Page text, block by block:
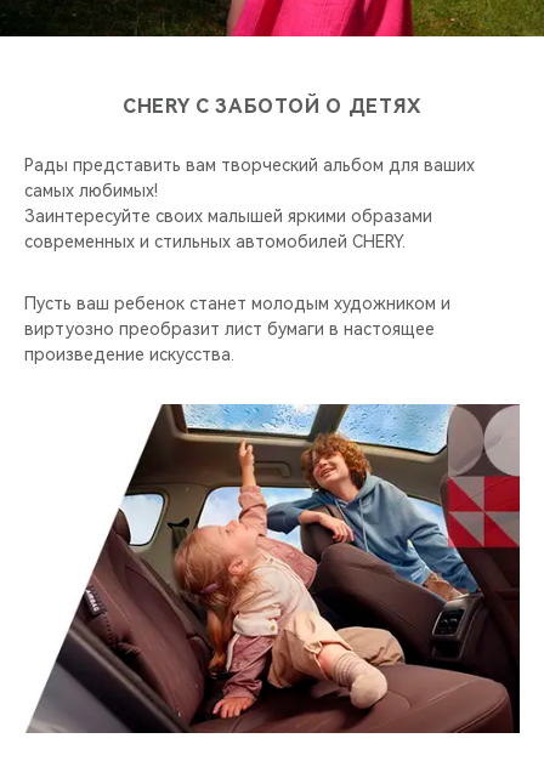
ВИДЕООБЗОРЫ
CHERY ДЛЯ ДЕТЕЙ
CHERY С ЗАБОТОЙ О ДЕТЯХ
Рады представить вам творческий альбом для ваших
самых любимых!
Заинтересуйте своих малышей яркими образами
современных и стильных автомобилей CHERY.
Пусть ваш ребенок станет молодым художником и
виртуозно преобразит лист бумаги в настоящее
произведение искусства.